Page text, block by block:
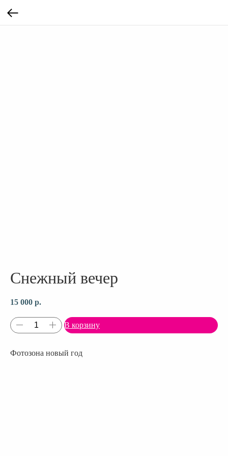
Снежный вечер
15 000 р.
В корзину
Фотозона новый год